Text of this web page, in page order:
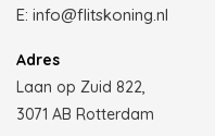
E: info@flitskoning.nl
Adres
Laan op Zuid 822,
3071 AB Rotterdam